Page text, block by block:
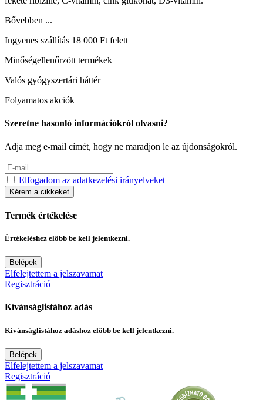
Bővebben ...
Ingyenes szállítás 18 000 Ft felett
Minőségellenőrzött termékek
Valós gyógyszertári háttér
Folyamatos akciók
Szeretne hasonló információkról olvasni?
Adja meg e-mail címét, hogy ne maradjon le az újdonságokról.
Elfogadom az adatkezelési irányelveket
Kérem a cikkeket
Termék értékelése
Értékeléshez előbb be kell jelentkezni.
Belépek
Elfelejtettem a jelszavamat
Regisztráció
Kívánságlistához adás
Kívánságlistához adáshoz előbb be kell jelentkezni.
Belépek
Elfelejtettem a jelszavamat
Regisztráció